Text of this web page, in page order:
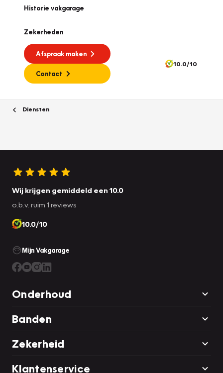
Historie vakgarage
Zekerheden
Afspraak maken
Contact
10.0/10
Diensten
Wij krijgen gemiddeld een 10.0
o.b.v. ruim 1 reviews
10.0/10
Mijn Vakgarage
Onderhoud
Banden
Zekerheid
Klantenservice